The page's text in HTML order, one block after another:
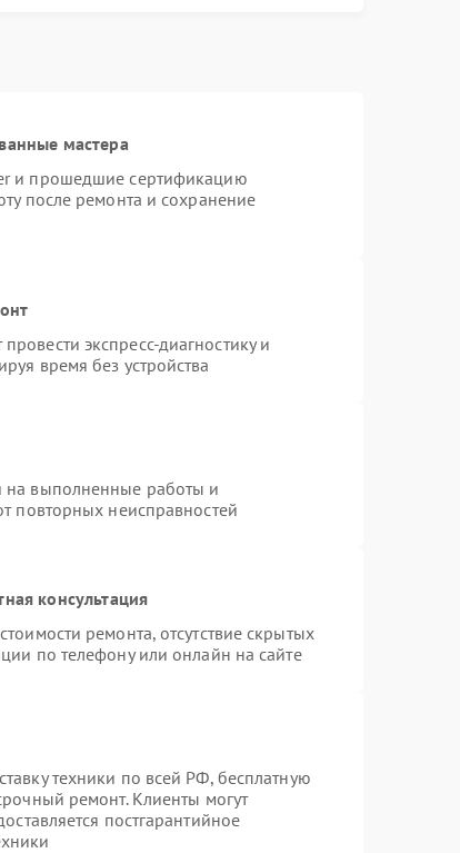
мастера
и прошедшие сертификацию
после ремонта и сохранение
экспресс-диагностику и
время без устройства
на выполненные работы и
повторных неисправностей
консультация
ремонта, отсутствие скрытых
по телефону или онлайн на сайте
техники по всей РФ, бесплатную
ремонт. Клиенты могут
постгарантийное